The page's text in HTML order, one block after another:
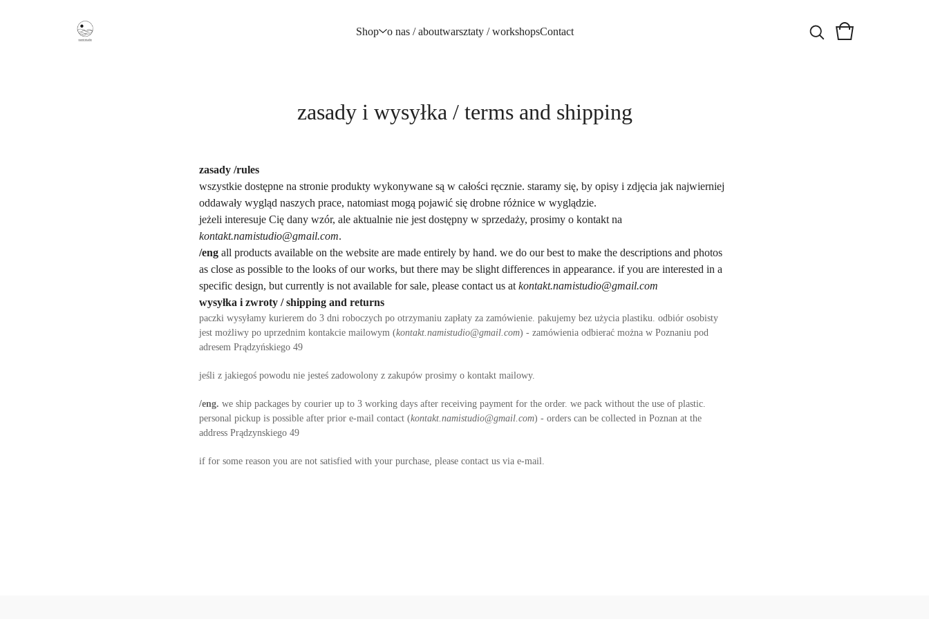
Shop o nas / aboutwarsztaty / workshopsContact
zasady i wysyłka / terms and shipping
zasady /rules
wszystkie dostępne na stronie produkty wykonywane są w całości ręcznie. staramy się, by opisy i zdjęcia jak najwierniej
oddawały wygląd naszych prace, natomiast mogą pojawić się drobne różnice w wyglądzie.
jeżeli interesuje Cię dany wzór, ale aktualnie nie jest dostępny w sprzedaży, prosimy o kontakt na
kontakt.namistudio@gmail.com.
/eng all products available on the website are made entirely by hand. we do our best to make the descriptions and photos
as close as possible to the looks of our works, but there may be slight differences in appearance. if you are interested in a
specific design, but currently is not available for sale, please contact us at kontakt.namistudio@gmail.com
wysyłka i zwroty / shipping and returns
paczki wysyłamy kurierem do 3 dni roboczych po otrzymaniu zapłaty za zamówienie. pakujemy bez użycia plastiku. odbiór osobisty
jest możliwy po uprzednim kontakcie mailowym (kontakt.namistudio@gmail.com) - zamówienia odbierać można w Poznaniu pod
adresem Prądzyńskiego 49
jeśli z jakiegoś powodu nie jesteś zadowolony z zakupów prosimy o kontakt mailowy.
/eng. we ship packages by courier up to 3 working days after receiving payment for the order. we pack without the use of plastic.
personal pickup is possible after prior e-mail contact (kontakt.namistudio@gmail.com) - orders can be collected in Poznan at the
address Prądzynskiego 49
if for some reason you are not satisfied with your purchase, please contact us via e-mail.